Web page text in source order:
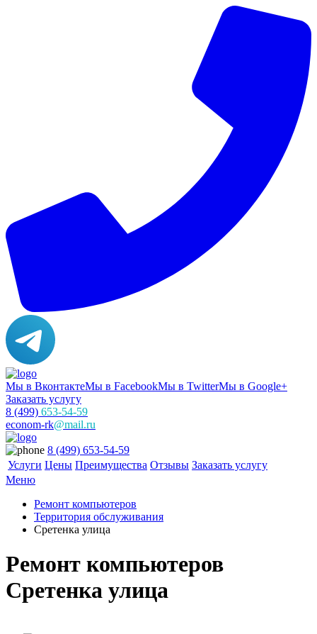
Мы в ВконтактеМы в FacebookМы в TwitterМы в Google+
Заказать услугу
8 (499) 653-54-59
econom-rk@mail.ru
8 (499) 653-54-59
Услуги Цены Преимущества Отзывы Заказать услугу
Меню
Ремонт компьютеров
Территория обслуживания
Сретенка улица
Ремонт компьютеров
Сретенка улица